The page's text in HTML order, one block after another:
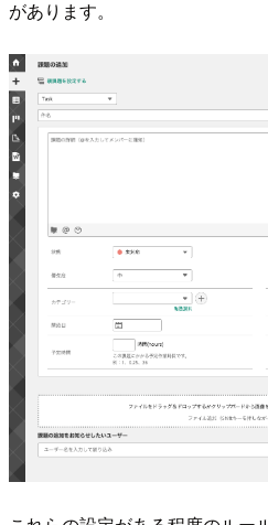
があります。